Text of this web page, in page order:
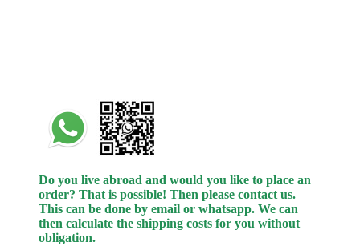
Do you live abroad and would you like to place an
order? That is possible! Then please contact us.
This can be done by email or whatsapp. We can
then calculate the shipping costs for you without
obligation.